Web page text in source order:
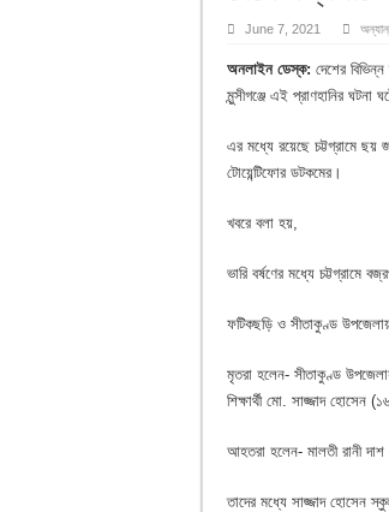
June 7, 2021
অনলাইন ডেস্ক: দেশের
মুন্সীগঞ্জে এই প্রাণহানির ঘটনা
এর মধ্যে রয়েছে চট্টগ্রামে ছয়
টোয়েন্টিফোর ডটকমের।
খবরে বলা হয়,
ভারি বর্ষণের মধ্যে
ফটিকছড়ি ও সীতাকুণ্ড
মৃতরা হলেন- সীতাকুণ্ড
শিক্ষার্থী মো. সাজ্জাদ হোসেন
আহতরা হলেন- মালতী রানী
তাদের মধ্যে সাজ্জাদ হোসেন